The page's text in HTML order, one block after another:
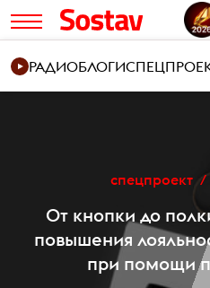
РАДИОБЛОГИ
спецпроект
От кнопки до
повышения
при помощи